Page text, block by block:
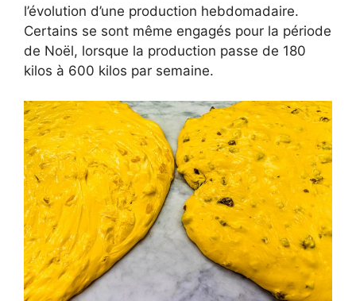
l’évolution d’une production hebdomadaire.
Certains se sont même engagés pour la période
de Noël, lorsque la production passe de 180
kilos à 600 kilos par semaine.